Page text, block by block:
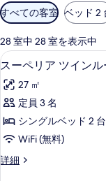
利
用
可
能
な
客
室
の
り
込
すべての客室 ベッド 2
28 室中 28 室を表示中
ス
ー
ペ
リ
ア
イ
3
スーペリア ツイン
27 ㎡
定員 3 名
シングルベッド 2 台
WiFi (無料)
詳細
ス